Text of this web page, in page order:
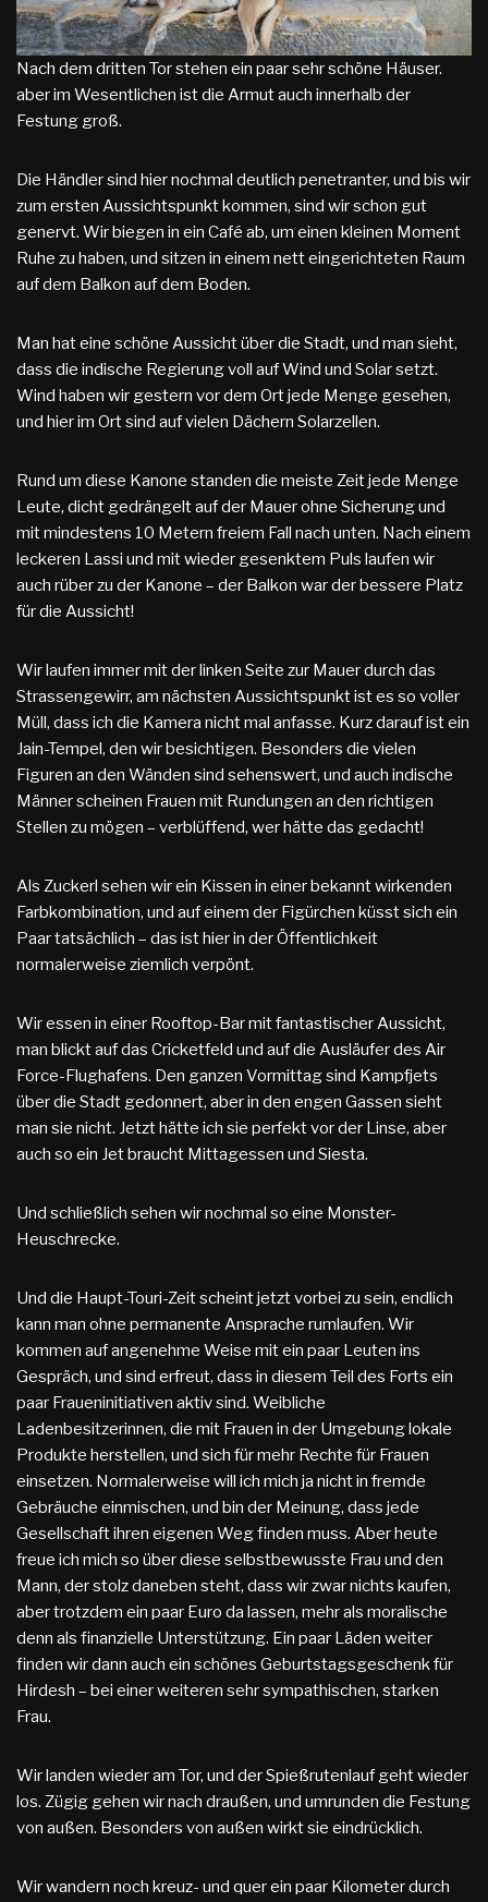
Nach dem dritten Tor stehen ein paar sehr schöne Häuser.
aber im Wesentlichen ist die Armut auch innerhalb der
Festung groß.
Die Händler sind hier nochmal deutlich penetranter, und bis wir
zum ersten Aussichtspunkt kommen, sind wir schon gut
genervt. Wir biegen in ein Café ab, um einen kleinen Moment
Ruhe zu haben, und sitzen in einem nett eingerichteten Raum
auf dem Balkon auf dem Boden.
Man hat eine schöne Aussicht über die Stadt, und man sieht,
dass die indische Regierung voll auf Wind und Solar setzt.
Wind haben wir gestern vor dem Ort jede Menge gesehen,
und hier im Ort sind auf vielen Dächern Solarzellen.
Rund um diese Kanone standen die meiste Zeit jede Menge
Leute, dicht gedrängelt auf der Mauer ohne Sicherung und
mit mindestens 10 Metern freiem Fall nach unten. Nach einem
leckeren Lassi und mit wieder gesenktem Puls laufen wir
auch rüber zu der Kanone – der Balkon war der bessere Platz
für die Aussicht!
Wir laufen immer mit der linken Seite zur Mauer durch das
Strassengewirr, am nächsten Aussichtspunkt ist es so voller
Müll, dass ich die Kamera nicht mal anfasse. Kurz darauf ist ein
Jain-Tempel, den wir besichtigen. Besonders die vielen
Figuren an den Wänden sind sehenswert, und auch indische
Männer scheinen Frauen mit Rundungen an den richtigen
Stellen zu mögen – verblüffend, wer hätte das gedacht!
Als Zuckerl sehen wir ein Kissen in einer bekannt wirkenden
Farbkombination, und auf einem der Figürchen küsst sich ein
Paar tatsächlich – das ist hier in der Öffentlichkeit
normalerweise ziemlich verpönt.
Wir essen in einer Rooftop-Bar mit fantastischer Aussicht,
man blickt auf das Cricketfeld und auf die Ausläufer des Air
Force-Flughafens. Den ganzen Vormittag sind Kampfjets
über die Stadt gedonnert, aber in den engen Gassen sieht
man sie nicht. Jetzt hätte ich sie perfekt vor der Linse, aber
auch so ein Jet braucht Mittagessen und Siesta.
Und schließlich sehen wir nochmal so eine Monster-
Heuschrecke.
Und die Haupt-Touri-Zeit scheint jetzt vorbei zu sein, endlich
kann man ohne permanente Ansprache rumlaufen. Wir
kommen auf angenehme Weise mit ein paar Leuten ins
Gespräch, und sind erfreut, dass in diesem Teil des Forts ein
paar Fraueninitiativen aktiv sind. Weibliche
Ladenbesitzerinnen, die mit Frauen in der Umgebung lokale
Produkte herstellen, und sich für mehr Rechte für Frauen
einsetzen. Normalerweise will ich mich ja nicht in fremde
Gebräuche einmischen, und bin der Meinung, dass jede
Gesellschaft ihren eigenen Weg finden muss. Aber heute
freue ich mich so über diese selbstbewusste Frau und den
Mann, der stolz daneben steht, dass wir zwar nichts kaufen,
aber trotzdem ein paar Euro da lassen, mehr als moralische
denn als finanzielle Unterstützung. Ein paar Läden weiter
finden wir dann auch ein schönes Geburtstagsgeschenk für
Hirdesh – bei einer weiteren sehr sympathischen, starken
Frau.
Wir landen wieder am Tor, und der Spießrutenlauf geht wieder
los. Zügig gehen wir nach draußen, und umrunden die Festung
von außen. Besonders von außen wirkt sie eindrücklich.
Wir wandern noch kreuz- und quer ein paar Kilometer durch